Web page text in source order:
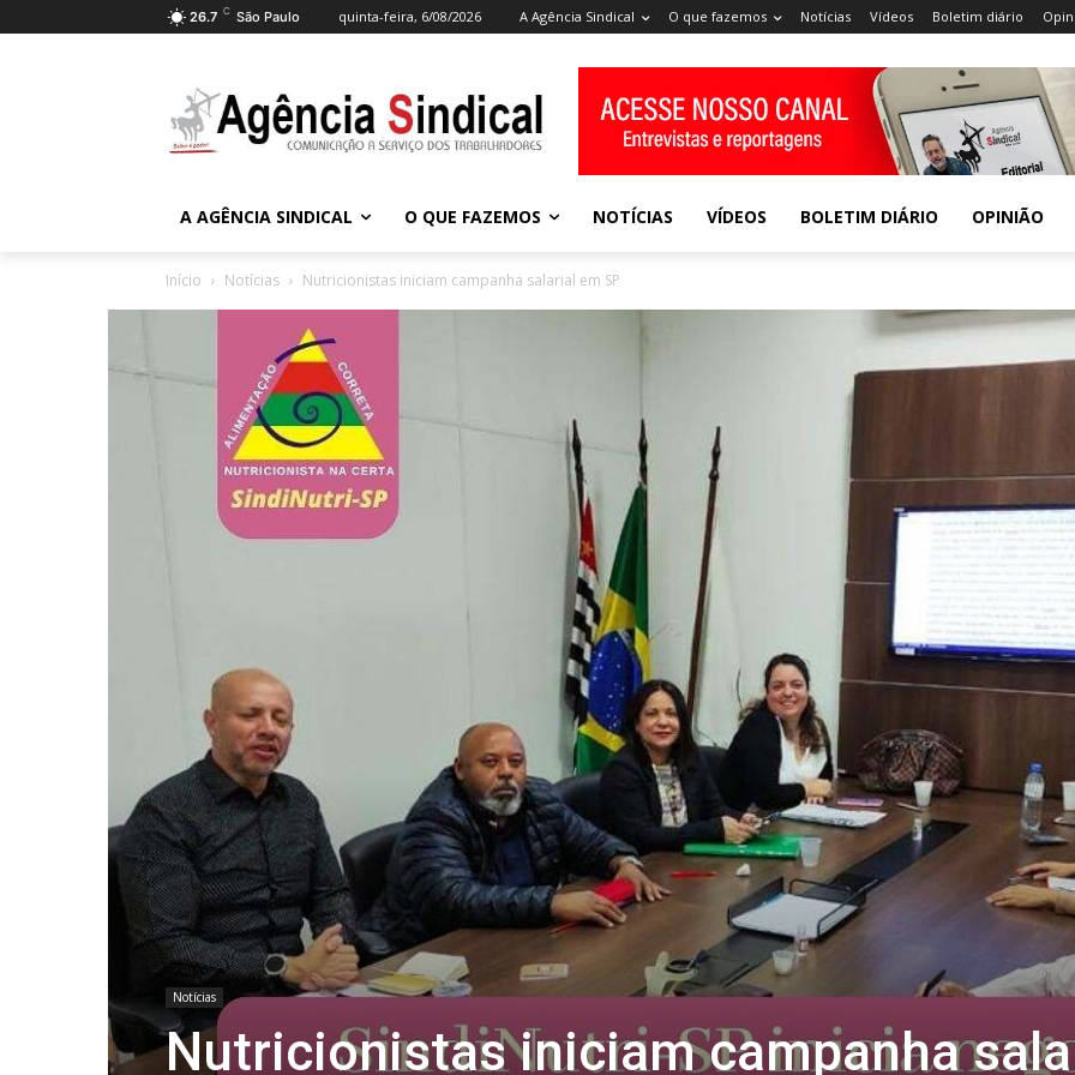
26.7 C São Paulo quinta-feira, 6/08/2026 A Agência Sindical O que fazemos Notícias Vídeos Boletim diário
A AGÊNCIA SINDICAL O QUE FAZEMOS NOTÍCIAS VÍDEOS BOLETIM DIÁRIO OPINIÃO
Início Notícias Nutricionistas iniciam campanha salarial em SP
Notícias
Nutricionistas iniciam campanha